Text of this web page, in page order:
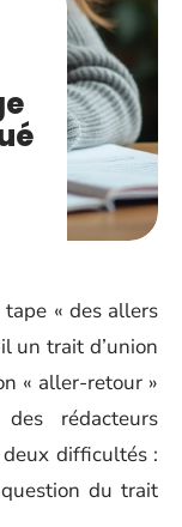
« des allers
un trait d’union
« aller-retour »
rédacteurs
deux difficultés :
du trait